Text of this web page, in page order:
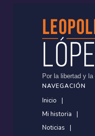
Por la libertad y
NAVEGACIÓN
Inicio
Mi historia
Noticias